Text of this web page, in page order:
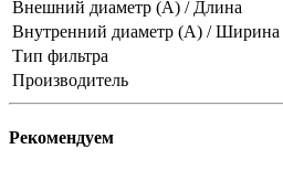
Внешний диаметр (А) / Длина
Внутренний диаметр (А) / Ширина
Тип фильтра
Производитель
Рекомендуем